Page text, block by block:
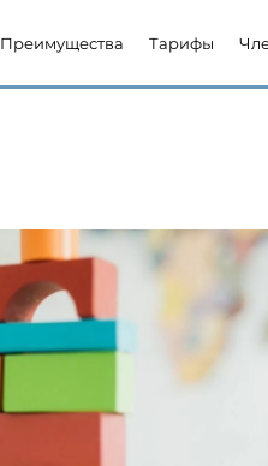
Преимущества Тарифы